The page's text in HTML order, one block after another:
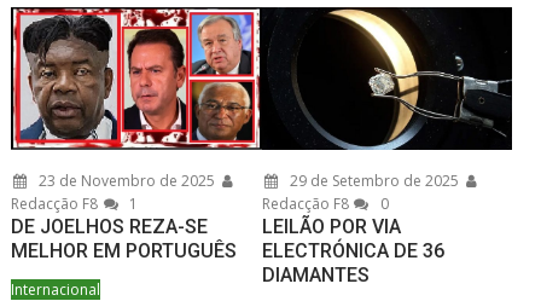
23 de Novembro de 2025
Redacção F8
1
DE JOELHOS REZA-SE
MELHOR EM PORTUGUÊS
Internacional
29 de Setembro de 2025
Redacção F8
0
LEILÃO POR VIA
ELECTRÓNICA DE 36
DIAMANTES